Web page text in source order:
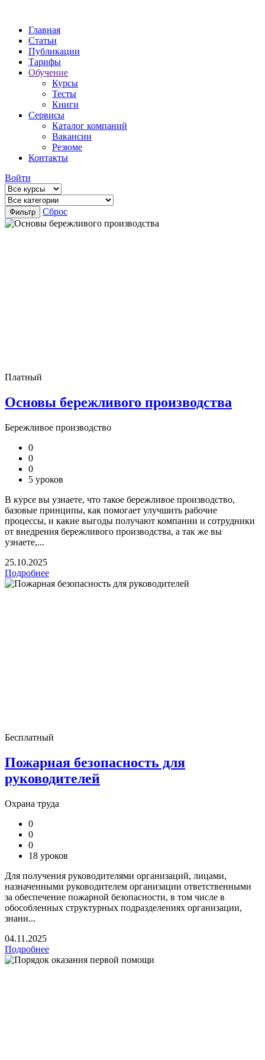
Главная
Статьи
Публикации
Тарифы
Обучение
Курсы
Тесты
Книги
Сервисы
Каталог компаний
Вакансии
Резюме
Контакты
Войти
Фильтр Сброс
Платный
Основы бережливого производства
Бережливое производство
0
0
0
5 уроков
В курсе вы узнаете, что такое бережливое производство,
базовые принципы, как помогает улучшить рабочие
процессы, и какие выгоды получают компании и сотрудники
от внедрения бережливого производства, а так же вы
узнаете,...
25.10.2025
Подробнее
Бесплатный
Пожарная безопасность для
руководителей
Охрана труда
0
0
0
18 уроков
Для получения руководителями организаций, лицами,
назначенными руководителем организации ответственными
за обеспечение пожарной безопасности, в том числе в
обособленных структурных подразделениях организации,
знани...
04.11.2025
Подробнее